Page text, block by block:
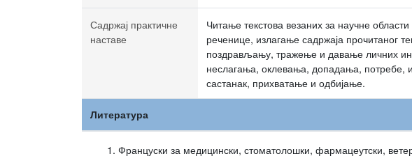
Садржај практичне
наставе
Читање текстова везаних за научне
реченице, излагање садржаја прочитаног
поздрављању, тражење и давање личних
неслагања, оклевања, допадања,
састанак, прихватање и одбијање.
Литература
Француски за медицински, стоматолошки, фармацеутски,